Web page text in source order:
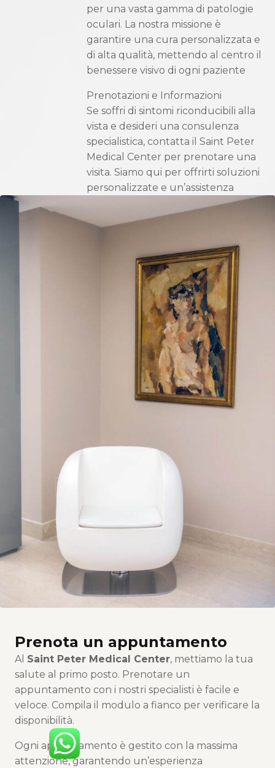
per una vasta gamma di patologie
oculari. La nostra missione è
garantire una cura personalizzata e
di alta qualità, mettendo al centro il
benessere visivo di ogni paziente
Prenotazioni e Informazioni
Se soffri di sintomi riconducibili alla
vista e desideri una consulenza
specialistica, contatta il Saint Peter
Medical Center per prenotare una
visita. Siamo qui per offrirti soluzioni
personalizzate e un’assistenza
oculistica di alto livello, restituendo
nitidezza e qualità alla tua visione.
Prenota un appuntamento
Al Saint Peter Medical Center, mettiamo la tua
salute al primo posto. Prenotare un
appuntamento con i nostri specialisti è facile e
veloce. Compila il modulo a fianco per verificare la
disponibilità.
Ogni appuntamento è gestito con la massima
attenzione, garantendo un’esperienza